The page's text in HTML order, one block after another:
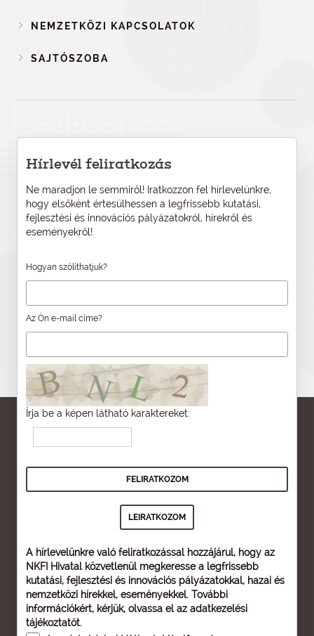
NEMZETKÖZI KAPCSOLATOK
SAJTÓSZOBA
Hírlevél feliratkozás
Ne maradjon le semmiről! Iratkozzon fel hírlevelünkre,
hogy elsőként értesülhessen a legfrissebb kutatási,
fejlesztési és innovációs pályázatokról, hírekről és
eseményekről!
Hogyan szólíthatjuk?
Az Ön e-mail címe?
Írja be a képen látható karaktereket:
A hírlevelünkre való feliratkozással hozzájárul, hogy az
NKFI Hivatal közvetlenül megkeresse a legfrissebb
kutatási, fejlesztési és innovációs pályázatokkal, hazai és
nemzetközi hírekkel, eseményekkel. További
információkért, kérjük, olvassa el az adatkezelési
tájékoztatót.